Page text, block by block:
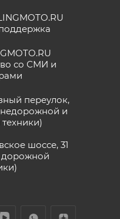
со СМИ и
переулок,
и
шоссе, 31
дорожной